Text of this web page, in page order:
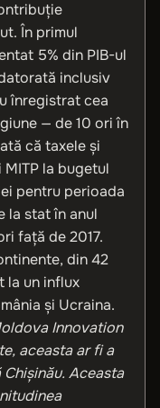
În primul
5% din PIB-ul
inclusiv
înregistrat cea
— de 10 ori în
că taxele și
la bugetul
pentru perioada
la stat în anul
față de 2017.
din 42
la un influx
și Ucraina.
Innovation
aceasta ar fi a
Aceasta